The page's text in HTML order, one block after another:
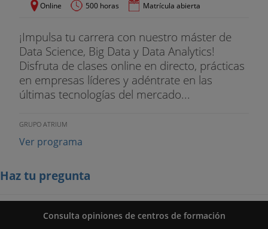
Online 500 horas Matrícula abierta
¡Impulsa tu carrera con nuestro máster de
Data Science, Big Data y Data Analytics!
Disfruta de clases online en directo, prácticas
en empresas líderes y adéntrate en las
últimas tecnologías del mercado...
GRUPO ATRIUM
Ver programa
Haz tu pregunta
Consulta opiniones de centros de formación